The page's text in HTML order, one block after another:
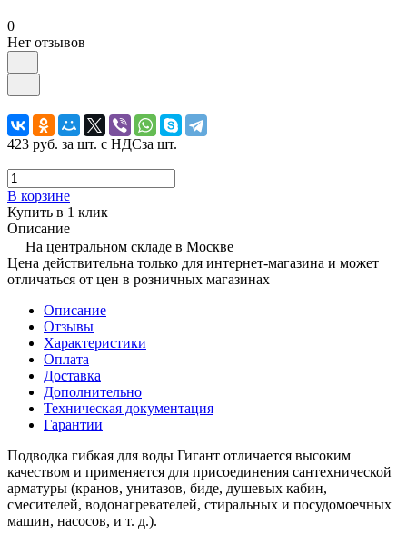
0
Нет отзывов
423 руб. за шт. с НДСза шт.
В корзине
Купить в 1 клик
Описание
На центральном складе в Москве
Цена действительна только для интернет-магазина и может
отличаться от цен в розничных магазинах
Описание
Отзывы
Характеристики
Оплата
Доставка
Дополнительно
Техническая документация
Гарантии
Подводка гибкая для воды Гигант отличается высоким
качеством и применяется для присоединения сантехнической
арматуры (кранов, унитазов, биде, душевых кабин,
смесителей, водонагревателей, стиральных и посудомоечных
машин, насосов, и т. д.).